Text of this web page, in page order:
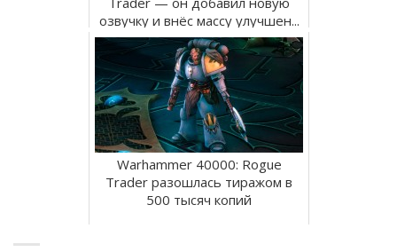
озвучку и внёс массу улучшен...
Warhammer 40000: Rogue
Trader разошлась тиражом в
500 тысяч копий